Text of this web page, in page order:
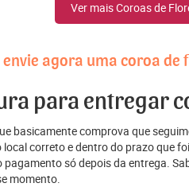
Ver mais Coroas de
envie agora uma coroa
para entregar
basicamente comprova que
correto e dentro do prazo que
só depois da entrega.
momento.